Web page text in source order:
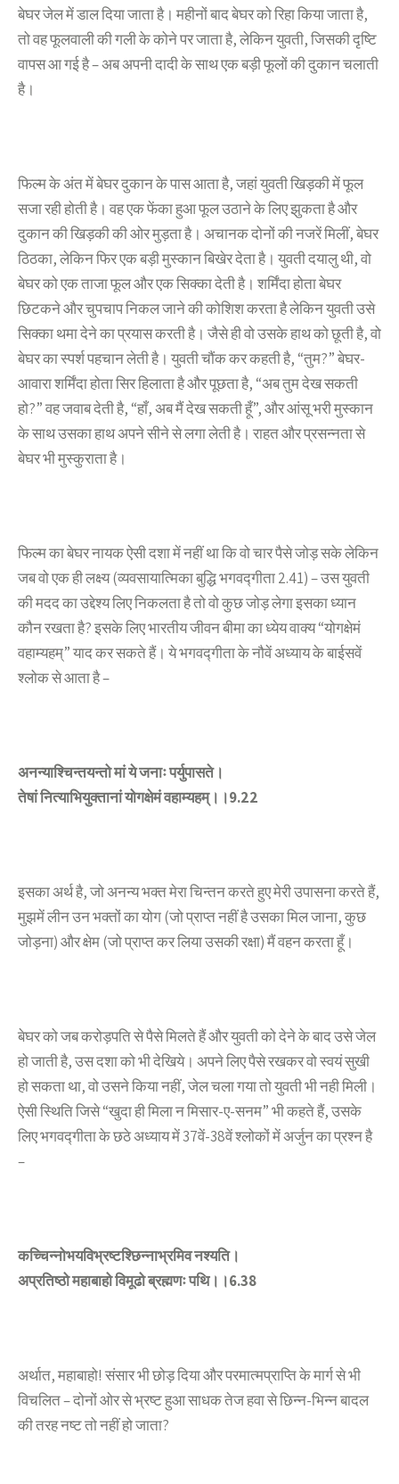
बेघर जेल में डाल दिया जाता है। महीनों बाद बेघर को रिहा किया जाता है,
तो वह फूलवाली की गली के कोने पर जाता है, लेकिन युवती, जिसकी दृष्टि
वापस आ गई है – अब अपनी दादी के साथ एक बड़ी फूलों की दुकान चलाती
है।
फिल्म के अंत में बेघर दुकान के पास आता है, जहां युवती खिड़की में फूल
सजा रही होती है। वह एक फेंका हुआ फूल उठाने के लिए झुकता है और
दुकान की खिड़की की ओर मुड़ता है। अचानक दोनों की नजरें मिलीं, बेघर
ठिठका, लेकिन फिर एक बड़ी मुस्कान बिखेर देता है। युवती दयालु थी, वो
बेघर को एक ताजा फूल और एक सिक्का देती है। शर्मिंदा होता बेघर
छिटकने और चुपचाप निकल जाने की कोशिश करता है लेकिन युवती उसे
सिक्का थमा देने का प्रयास करती है। जैसे ही वो उसके हाथ को छूती है, वो
बेघर का स्पर्श पहचान लेती है। युवती चौंक कर कहती है, “तुम?” बेघर-
आवारा शर्मिंदा होता सिर हिलाता है और पूछता है, “अब तुम देख सकती
हो?” वह जवाब देती है, “हाँ, अब मैं देख सकती हूँ”, और आंसू भरी मुस्कान
के साथ उसका हाथ अपने सीने से लगा लेती है। राहत और प्रसन्नता से
बेघर भी मुस्कुराता है।
फिल्म का बेघर नायक ऐसी दशा में नहीं था कि वो चार पैसे जोड़ सके लेकिन
जब वो एक ही लक्ष्य (व्यवसायात्मिका बुद्धि भगवद्गीता 2.41) – उस युवती
की मदद का उद्देश्य लिए निकलता है तो वो कुछ जोड़ लेगा इसका ध्यान
कौन रखता है? इसके लिए भारतीय जीवन बीमा का ध्येय वाक्य “योगक्षेमं
वहाम्यहम्” याद कर सकते हैं। ये भगवद्गीता के नौवें अध्याय के बाईसवें
श्लोक से आता है –
अनन्याश्चिन्तयन्तो मां ये जनाः पर्युपासते।
तेषां नित्याभियुक्तानां योगक्षेमं वहाम्यहम्।।9.22
इसका अर्थ है, जो अनन्य भक्त मेरा चिन्तन करते हुए मेरी उपासना करते हैं,
मुझमें लीन उन भक्तों का योग (जो प्राप्त नहीं है उसका मिल जाना, कुछ
जोड़ना) और क्षेम (जो प्राप्त कर लिया उसकी रक्षा) मैं वहन करता हूँ।
बेघर को जब करोड़पति से पैसे मिलते हैं और युवती को देने के बाद उसे जेल
हो जाती है, उस दशा को भी देखिये। अपने लिए पैसे रखकर वो स्वयं सुखी
हो सकता था, वो उसने किया नहीं, जेल चला गया तो युवती भी नही मिली।
ऐसी स्थिति जिसे “खुदा ही मिला न मिसार-ए-सनम” भी कहते हैं, उसके
लिए भगवद्गीता के छठे अध्याय में 37वें-38वें श्लोकों में अर्जुन का प्रश्न है
–
कच्चिन्नोभयविभ्रष्टश्छिन्नाभ्रमिव नश्यति।
अप्रतिष्ठो महाबाहो विमूढो ब्रह्मणः पथि।।6.38
अर्थात, महाबाहो! संसार भी छोड़ दिया और परमात्मप्राप्ति के मार्ग से भी
विचलित – दोनों ओर से भ्रष्ट हुआ साधक तेज हवा से छिन्न-भिन्न बादल
की तरह नष्ट तो नहीं हो जाता?